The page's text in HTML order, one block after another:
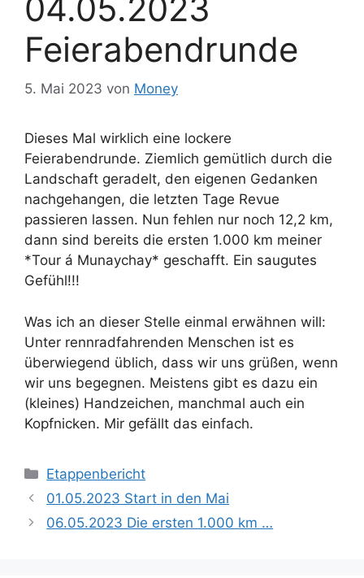
04.05.2023
Feierabendrunde
5. Mai 2023 von Money
Dieses Mal wirklich eine lockere
Feierabendrunde. Ziemlich gemütlich durch die
Landschaft geradelt, den eigenen Gedanken
nachgehangen, die letzten Tage Revue
passieren lassen. Nun fehlen nur noch 12,2 km,
dann sind bereits die ersten 1.000 km meiner
*Tour á Munaychay* geschafft. Ein saugutes
Gefühl!!!
Was ich an dieser Stelle einmal erwähnen will:
Unter rennradfahrenden Menschen ist es
überwiegend üblich, dass wir uns grüßen, wenn
wir uns begegnen. Meistens gibt es dazu ein
(kleines) Handzeichen, manchmal auch ein
Kopfnicken. Mir gefällt das einfach.
Kategorien
Etappenbericht
01.05.2023 Start in den Mai
06.05.2023 Die ersten 1.000 km …